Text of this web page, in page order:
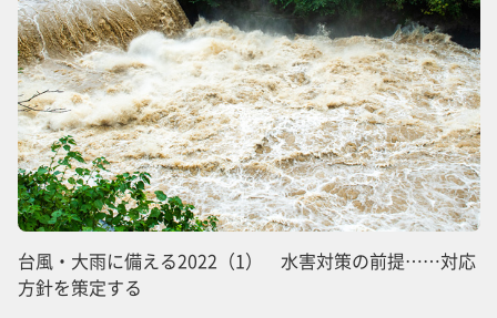
台風・大雨に備える2022（1） 水害対策の前提……対応
方針を策定する